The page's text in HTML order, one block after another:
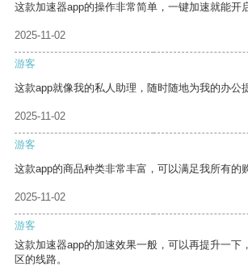
这款加速器app的操作非常简单，一键加速就能开
2025-11-02
游客
这款app就像我的私人助理，随时随地为我的办公
2025-11-02
游客
这款app的商品种类非常丰富，可以满足我所有的
2025-11-02
游客
这款加速器app的加速效果一般，可以再提升一下
区的线路。